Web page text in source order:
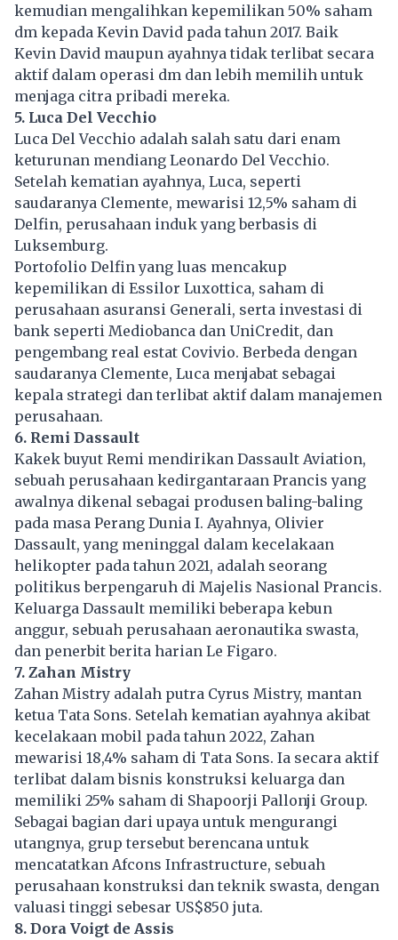
kemudian mengalihkan kepemilikan 50% saham
dm kepada Kevin David pada tahun 2017. Baik
Kevin David maupun ayahnya tidak terlibat secara
aktif dalam operasi dm dan lebih memilih untuk
menjaga citra pribadi mereka.
5. Luca Del Vecchio
Luca Del Vecchio adalah salah satu dari enam
keturunan mendiang Leonardo Del Vecchio.
Setelah kematian ayahnya, Luca, seperti
saudaranya Clemente, mewarisi 12,5% saham di
Delfin, perusahaan induk yang berbasis di
Luksemburg.
Portofolio Delfin yang luas mencakup
kepemilikan di Essilor Luxottica, saham di
perusahaan asuransi Generali, serta investasi di
bank seperti Mediobanca dan UniCredit, dan
pengembang real estat Covivio. Berbeda dengan
saudaranya Clemente, Luca menjabat sebagai
kepala strategi dan terlibat aktif dalam manajemen
perusahaan.
6. Remi Dassault
Kakek buyut Remi mendirikan Dassault Aviation,
sebuah perusahaan kedirgantaraan Prancis yang
awalnya dikenal sebagai produsen baling-baling
pada masa Perang Dunia I. Ayahnya, Olivier
Dassault, yang meninggal dalam kecelakaan
helikopter pada tahun 2021, adalah seorang
politikus berpengaruh di Majelis Nasional Prancis.
Keluarga Dassault memiliki beberapa kebun
anggur, sebuah perusahaan aeronautika swasta,
dan penerbit berita harian Le Figaro.
7. Zahan Mistry
Zahan Mistry adalah putra Cyrus Mistry, mantan
ketua Tata Sons. Setelah kematian ayahnya akibat
kecelakaan mobil pada tahun 2022, Zahan
mewarisi 18,4% saham di Tata Sons. Ia secara aktif
terlibat dalam bisnis konstruksi keluarga dan
memiliki 25% saham di Shapoorji Pallonji Group.
Sebagai bagian dari upaya untuk mengurangi
utangnya, grup tersebut berencana untuk
mencatatkan Afcons Infrastructure, sebuah
perusahaan konstruksi dan teknik swasta, dengan
valuasi tinggi sebesar US$850 juta.
8. Dora Voigt de Assis